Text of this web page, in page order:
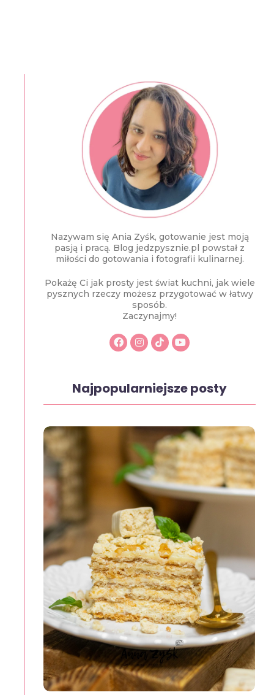
Nazywam się Ania Zyśk, gotowanie jest moją
pasją i pracą. Blog jedzpysznie.pl powstał z
miłości do gotowania i fotografii kulinarnej.
Pokażę Ci jak prosty jest świat kuchni, jak wiele
pysznych rzeczy możesz przygotować w łatwy
sposób.
Zaczynajmy!
Najpopularniejsze posty